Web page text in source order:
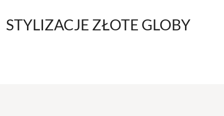
STYLIZACJE ZŁOTE GLOBY